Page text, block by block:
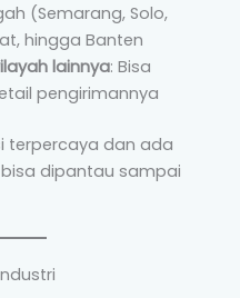
(Semarang, Solo,
hingga Banten
lainnya: Bisa
pengirimannya
terpercaya dan ada
dipantau sampai